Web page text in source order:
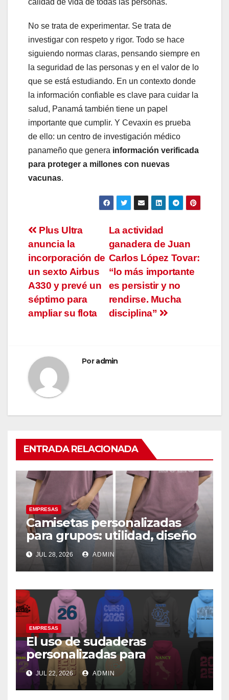
calidad de vida de todas las personas.
No se trata de experimentar. Se trata de
investigar con respeto y rigor. Todo se hace
siguiendo normas claras, pensando siempre en
la seguridad de las personas y en el valor de lo
que se está estudiando. En un contexto donde
la información confiable es clave para cuidar la
salud, Panamá también tiene un papel
importante que cumplir. Y Cevaxin es prueba
de ello: un centro de investigación médico
panameño que genera información verificada
para proteger a millones con nuevas
vacunas.
Navegación
de
entradas
La actividad
ganadera de Juan
Carlos López Tovar:
“lo más importante
es persistir y no
rendirse. Mucha
disciplina”
Plus Ultra
anuncia la
incorporación de
un sexto Airbus
A330 y prevé un
séptimo para
ampliar su flota
Poradmin
ENTRADA RELACIONADA
EMPRESAS
Camisetas personalizadas
para grupos: utilidad, diseño
y claves de elección
JUL 28, 2026 ADMIN
EMPRESAS
El uso de sudaderas
personalizadas para
fortalecer la imagen de
marca en los grupos
JUL 22, 2026 ADMIN